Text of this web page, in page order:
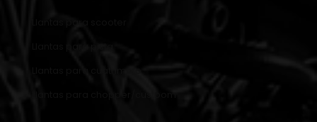
Llantas para chopper/custoom